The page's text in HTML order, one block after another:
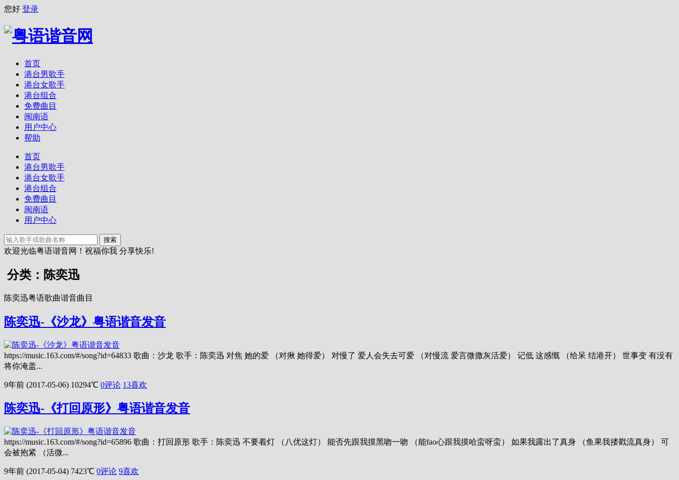
您好 登录
首页
港台男歌手
港台女歌手
港台组合
免费曲目
闽南语
用户中心
帮助
首页
港台男歌手
港台女歌手
港台组合
免费曲目
闽南语
用户中心
搜索
欢迎光临粤语谐音网！祝福你我 分享快乐!
分类：陈奕迅
陈奕迅粤语歌曲谐音曲目
陈奕迅-《沙龙》粤语谐音发音
https://music.163.com/#/song?id=64833 歌曲：沙龙 歌手：陈奕迅 对焦 她的爱 （对揪 她得爱） 对慢了 爱人会失去可爱 （对慢流 爱言微撒灰活爱） 记低 这感慨 （给呆 结港开） 世事变 有没有
将你淹盖...
9年前 (2017-05-06) 10294℃ 0评论 13喜欢
陈奕迅-《打回原形》粤语谐音发音
https://music.163.com/#/song?id=65896 歌曲：打回原形 歌手：陈奕迅 不要着灯 （八优这灯） 能否先跟我摸黑吻一吻 （能fao心跟我摸哈蛮呀蛮） 如果我露出了真身 （鱼果我搂戳流真身） 可
会被抱紧 （活微...
9年前 (2017-05-04) 7423℃ 0评论 9喜欢